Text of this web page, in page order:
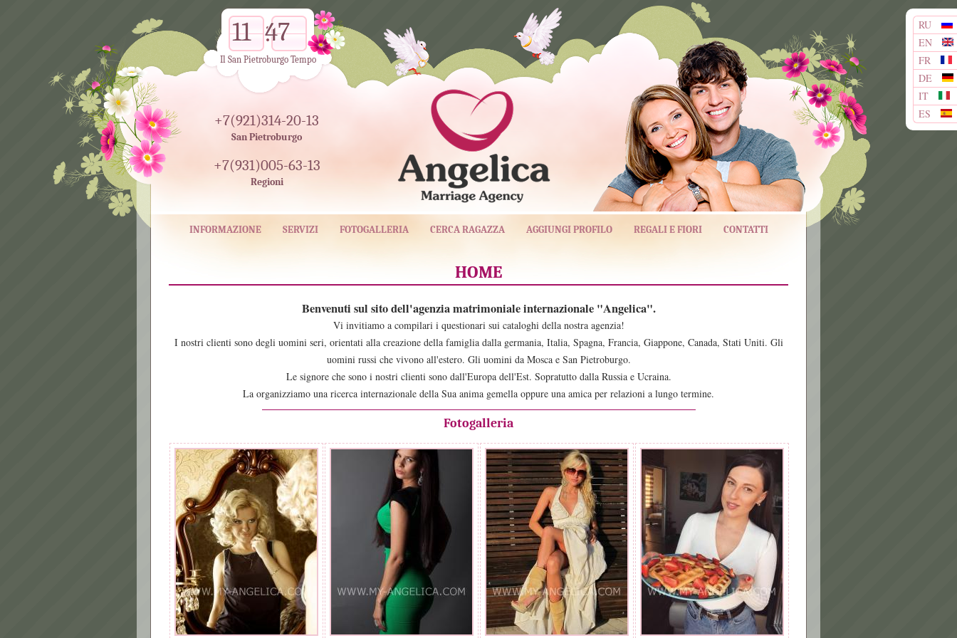
RU
EN
FR
DE
IT
ES
+7(921)314-20-13
San Pietroburgo
+7(931)005-63-13
Regioni
11 47
Il San Pietroburgo Tempo
INFORMAZIONE SERVIZI FOTOGALLERIA CERCA RAGAZZA AGGIUNGI PROFILO REGALI E FIORI CONTATTI
HOME
Benvenuti sul sito dell'agenzia matrimoniale internazionale "Angelica".
Vi invitiamo a compilari i questionari sui cataloghi della nostra agenzia!
I nostri clienti sono degli uomini seri, orientati alla creazione della famiglia dalla germania, Italia, Spagna, Francia, Giappone, Canada, Stati Uniti. Gli
uomini russi che vivono all'estero. Gli uomini da Mosca e San Pietroburgo.
Le signore che sono i nostri clienti sono dall'Europa dell'Est. Sopratutto dalla Russia e Ucraina.
La organizziamo una ricerca internazionale della Sua anima gemella oppure una amica per relazioni a lungo termine.
Fotogalleria